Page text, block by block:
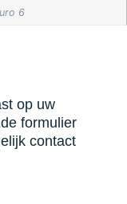
6
op uw
formulier
contact